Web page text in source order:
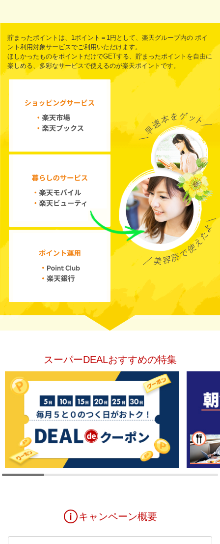
貯まったポイントは、1ポイント＝1円として、楽天グループ内の ポイ
ント利用対象サービスでご利用いただけます。
ほしかったものをポイントだけでGETする、貯まったポイントを自由に
楽しめる、多彩なサービスで使えるのが楽天ポイントです。
スーパーDEALおすすめの特集
キャンペーン概要